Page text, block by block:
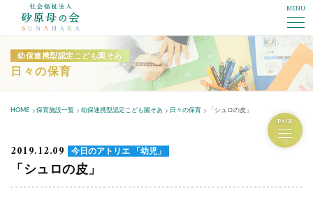
MENU
幼保連携型認定こども園そあ
日々の保育
HOME 保育施設一覧 幼保連携型認定こども園そあ 日々の保育 「シュロの皮」
PAGE
2019.12.09 今日のアトリエ 「幼児」
「シュロの皮」